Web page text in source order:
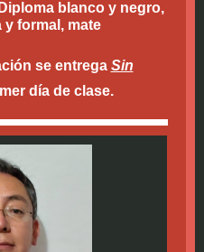
blanco y negro,
formal, mate
se entrega Sin
día de clase.